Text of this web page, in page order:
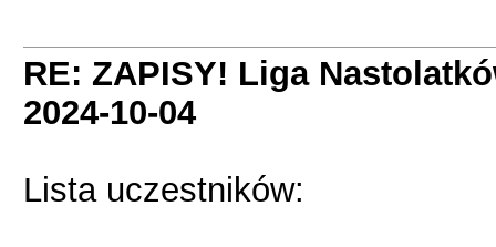
RE: ZAPISY! Liga
2024-10-04
Lista uczestników: